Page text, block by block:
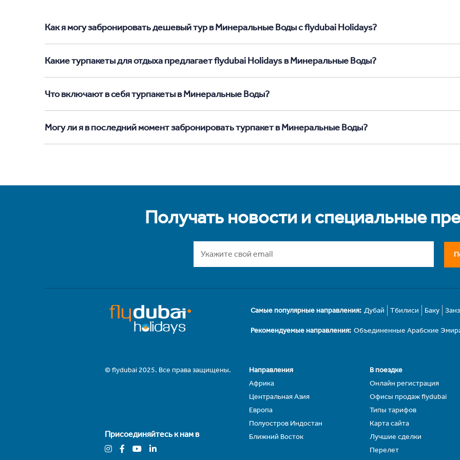
Как я могу забронировать дешевый тур в Минеральные Воды с flydubai Holidays?
Какие турпакеты для отдыха предлагает flydubai Holidays в Минеральные Воды?
Что включают в себя турпакеты в Минеральные Воды?
Могу ли я в последний момент забронировать турпакет в Минеральные Воды?
Получать новости и специальные
Самые популярные направления: Дубай Тбилиси Баку
Рекомендуемые направления: Объединенные Арабские
© flydubai 2025. Все права защищены.
Присоединяйтесь к нам в
Направления
Африка
Центральная Азия
Европа
Полуостров Индостан
Ближний Восток
В поездке
Онлайн регистрация
Офисы продаж flydubai
Типы тарифов
Карта сайта
Лучшие сделки
Перелет